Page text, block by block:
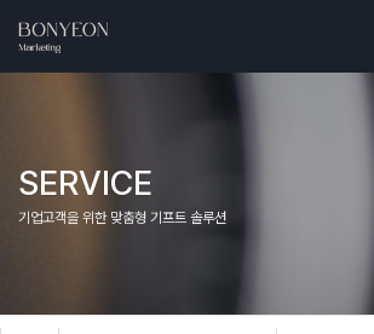
SERVICE
기업고객을 위한 맞춤형 기프트 솔루션